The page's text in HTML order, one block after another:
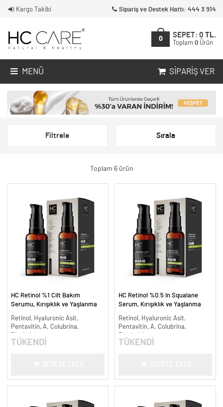
Kargo Takibi Sipariş ve Destek Hattı: 444 3 914
0
SEPET: 0 TL.
Toplam 0 Ürün
MENÜ SIPARIŞ VER
Filtrele Sırala
Toplam 6 ürün
HC Retinol %1 Cilt Bakım
Serumu, Kırışıklık ve Yaşlanma
Retinol, Hyaluronic Asit,
Pentavitin, A. Colubrina,
Bisabolol
TÜKENDİ
HC Retinol %0.5 In Squalane
Serum, Kırışıklık ve Yaşlanma
Retinol, Hyaluronic Asit,
Pentavitin, A. Colubrina,
Bisabolol
TÜKENDİ